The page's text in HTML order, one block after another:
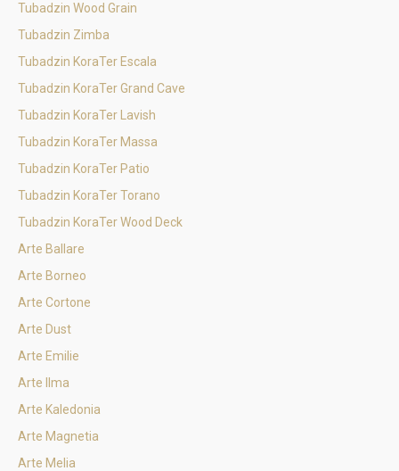
Tubadzin Wood Grain
Tubadzin Zimba
Tubadzin KoraTer Escala
Tubadzin KoraTer Grand Cave
Tubadzin KoraTer Lavish
Tubadzin KoraTer Massa
Tubadzin KoraTer Patio
Tubadzin KoraTer Torano
Tubadzin KoraTer Wood Deck
Arte Ballare
Arte Borneo
Arte Cortone
Arte Dust
Arte Emilie
Arte Ilma
Arte Kaledonia
Arte Magnetia
Arte Melia